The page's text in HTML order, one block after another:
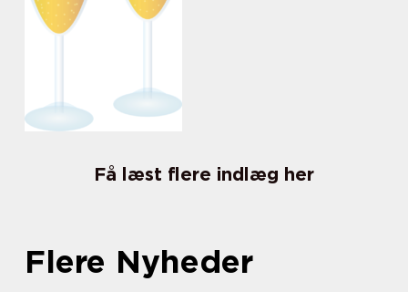
Få læst flere indlæg her
Flere Nyheder